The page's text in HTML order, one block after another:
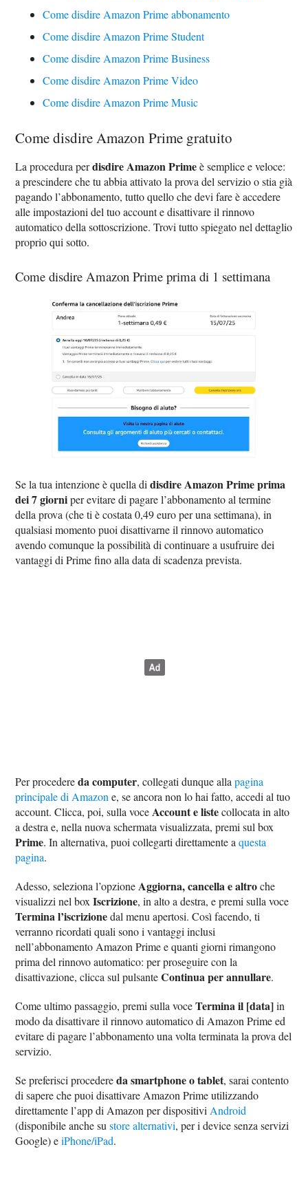
Come disdire Amazon Prime abbonamento
Come disdire Amazon Prime Student
Come disdire Amazon Prime Business
Come disdire Amazon Prime Video
Come disdire Amazon Prime Music
Come disdire Amazon Prime gratuito
La procedura perdisdire Amazon Primeè semplice e veloce:
a prescindere che tu abbia attivato la prova del servizio o stia già
pagando l’abbonamento, tutto quello che devi fare è accedere
alle impostazioni del tuo account e disattivare il rinnovo
automatico della sottoscrizione. Trovi tutto spiegato nel dettaglio
proprio qui sotto.
Come disdire Amazon Prime prima di 1 settimana
Se la tua intenzione è quella didisdire Amazon Prime prima
dei 7 giorniper evitare di pagare l’abbonamento al termine
della prova (che ti è costata 0,49 euro per una settimana), in
qualsiasi momento puoi disattivarne il rinnovo automatico
avendo comunque la possibilità di continuare a usufruire dei
vantaggi di Prime fino alla data di scadenza prevista.
Per procedereda computer, collegati dunque allapagina
principale di Amazone, se ancora non lo hai fatto, accedi al tuo
account. Clicca, poi, sulla voceAccount e listecollocata in alto
a destra e, nella nuova schermata visualizzata, premi sul box
Prime. In alternativa, puoi collegarti direttamente aquesta
pagina.
Adesso, seleziona l’opzioneAggiorna, cancella e altroche
visualizzi nel boxIscrizione, in alto a destra, e premi sulla voce
Termina l’iscrizionedal menu apertosi. Così facendo, ti
verranno ricordati quali sono i vantaggi inclusi
nell’abbonamento Amazon Prime e quanti giorni rimangono
prima del rinnovo automatico: per proseguire con la
disattivazione, clicca sul pulsanteContinua per annullare.
Come ultimo passaggio, premi sulla voceTermina il [data]in
modo da disattivare il rinnovo automatico di Amazon Prime ed
evitare di pagare l’abbonamento una volta terminata la prova del
servizio.
Se preferisci procedereda smartphone o tablet, sarai contento
di sapere che puoi disattivare Amazon Prime utilizzando
direttamente l’app di Amazon per dispositiviAndroid
(disponibile anche sustore alternativi, per i device senza servizi
Google) eiPhone/iPad.